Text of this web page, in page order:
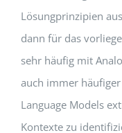
Lösungprinzipien
dann für das
sehr häufig mit
auch immer häufiger
Language Models
Kontexte zu